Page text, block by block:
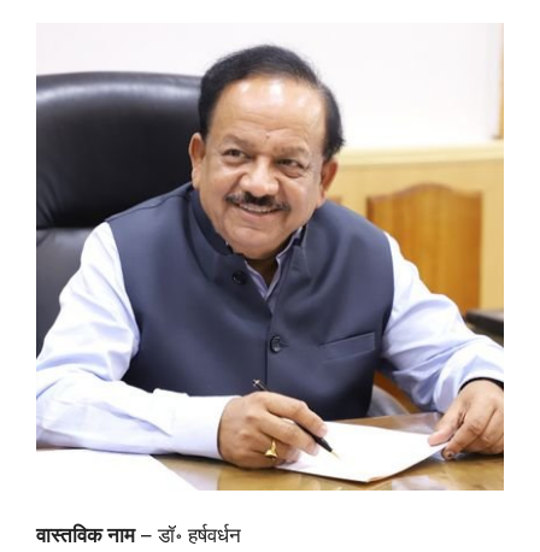
वास्तविक नाम– डॉ॰ हर्षवर्धन